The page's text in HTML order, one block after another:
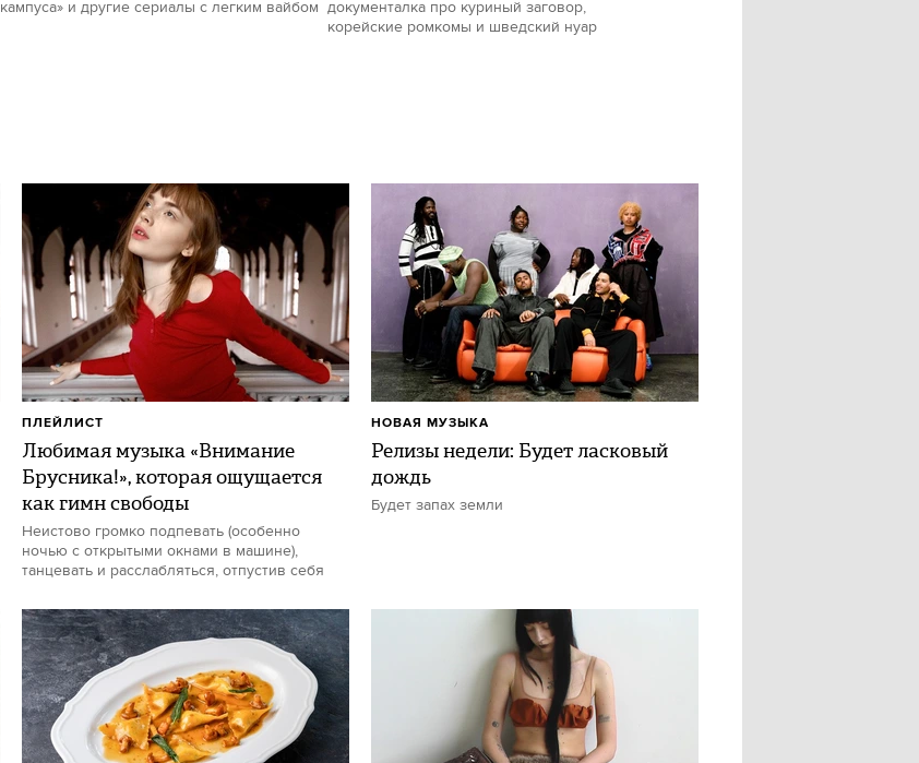
кампуса» и другие сериалы с легким вайбом документалка про куриный заговор,
корейские ромкомы и шведский нуар
Любимая музыка «Внимание
Брусника!», которая ощущается
как гимн свободы
Неистово громко подпевать (особенно
ночью с открытыми окнами в машине),
танцевать и расслабляться, отпустив себя
ПЛЕЙЛИСТ
Релизы недели: Будет ласковый
дождь
Будет запах земли
НОВАЯ МУЗЫКА